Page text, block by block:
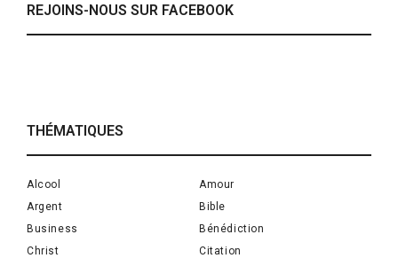
REJOINS-NOUS SUR FACEBOOK
THÉMATIQUES
Alcool
Amour
Argent
Bible
Business
Bénédiction
Christ
Citation